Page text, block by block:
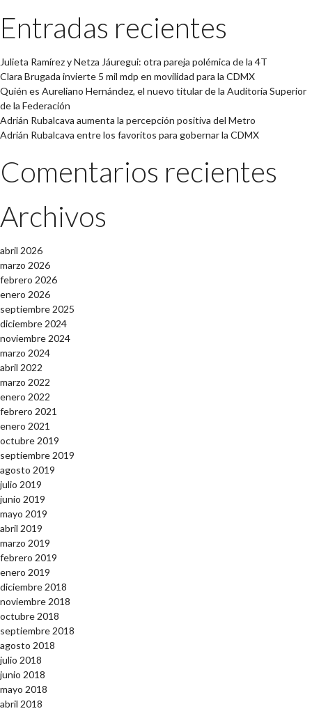
Entradas recientes
Julieta Ramírez y Netza Jáuregui: otra pareja polémica de la 4T
Clara Brugada invierte 5 mil mdp en movilidad para la CDMX
Quién es Aureliano Hernández, el nuevo titular de la Auditoría Superior
de la Federación
Adrián Rubalcava aumenta la percepción positiva del Metro
Adrián Rubalcava entre los favoritos para gobernar la CDMX
Comentarios recientes
Archivos
abril 2026
marzo 2026
febrero 2026
enero 2026
septiembre 2025
diciembre 2024
noviembre 2024
marzo 2024
abril 2022
marzo 2022
enero 2022
febrero 2021
enero 2021
octubre 2019
septiembre 2019
agosto 2019
julio 2019
junio 2019
mayo 2019
abril 2019
marzo 2019
febrero 2019
enero 2019
diciembre 2018
noviembre 2018
octubre 2018
septiembre 2018
agosto 2018
julio 2018
junio 2018
mayo 2018
abril 2018